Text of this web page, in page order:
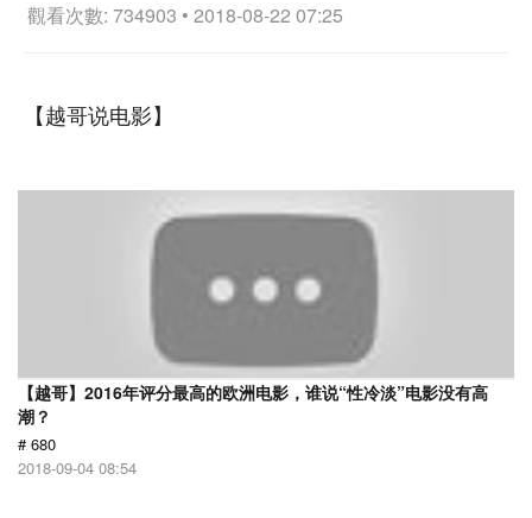
觀看次數: 734903 • 2018-08-22 07:25
【越哥说电影】
【越哥】2016年评分最高的欧洲电影，谁说“性冷淡”电影没有高
潮？
# 680
2018-09-04 08:54